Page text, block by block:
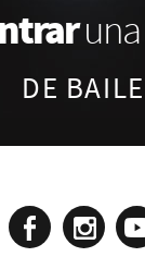
una
DE BAILE